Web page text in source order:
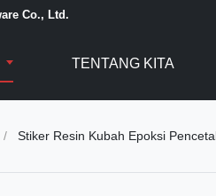
Co., Ltd.
TENTANG KITA
/ Stiker Resin Kubah Epoksi